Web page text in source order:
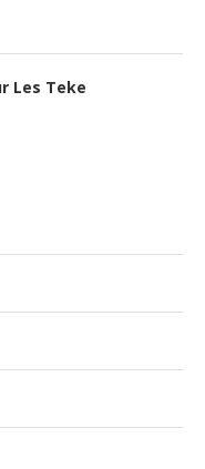
Les Teke